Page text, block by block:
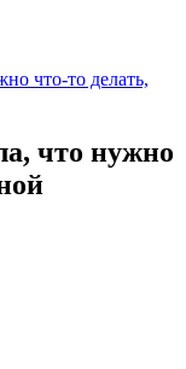
что-то делать,
что нужно